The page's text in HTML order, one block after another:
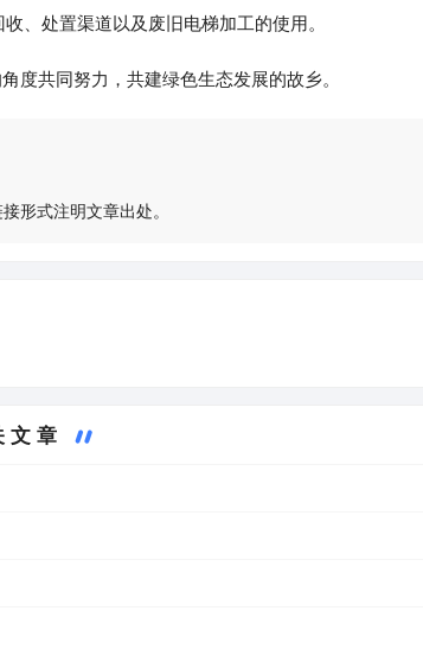
、处置渠道以及废旧电梯加工的使用。
度共同努力，共建绿色生态发展的故乡。
形式注明文章出处。
文章